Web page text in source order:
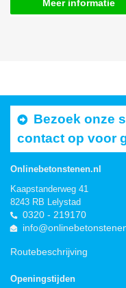
Meer informatie
Bezoek onze
contact op voor
Onlinebetonstenen.nl
Kaapstanderweg 41
8243 RB Lelystad
0320 - 219170
Routebeschrijving
Openingstijden